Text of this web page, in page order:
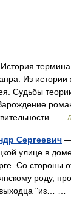
Из
Судьбы
…
Сергеевич —
улице в
Со стороны
роду,
выходца "из… …